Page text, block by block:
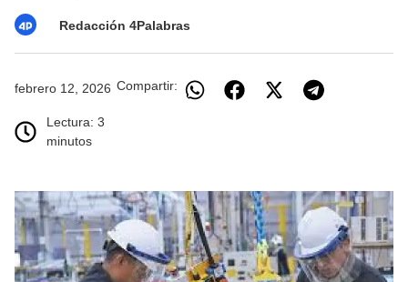
Redacción 4Palabras
febrero 12, 2026
Lectura: 3
minutos
Compartir: